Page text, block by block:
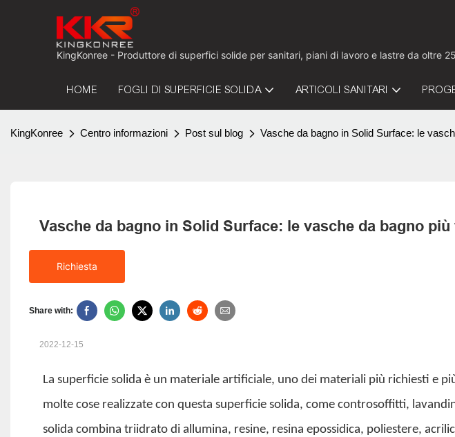
KingKonree - Produttore di superfici solide per sanitari, piani di lavoro e lastre da oltre
HOME FOGLI DI SUPERFICIE SOLIDA ARTICOLI SANITARI
KingKonree Centro informazioni Post sul blog Vasche da bagno in Solid Surface: le
Vasche da bagno in Solid Surface: le vasche da bagno
Richiesta
Share with:
2022-12-15
La superficie solida è un materiale artificiale, uno dei materiali più richiesti e
molte cose realizzate con questa superficie solida, come controsoffitti,
solida combina triidrato di allumina, resine, resina epossidica, poliestere,